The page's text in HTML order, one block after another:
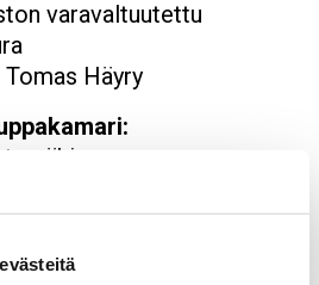
varavaltuutettu
Häyry
Rantala
– Vasa